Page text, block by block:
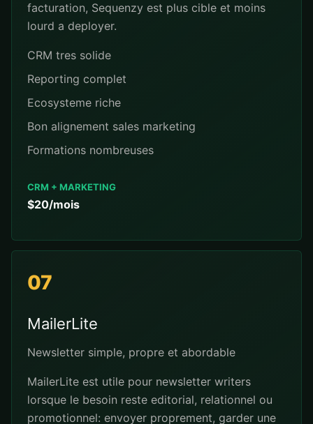
facturation, Sequenzy est plus cible et moins
lourd a deployer.
CRM tres solide
Reporting complet
Ecosysteme riche
Bon alignement sales marketing
Formations nombreuses
CRM + MARKETING
$20/mois
07
MailerLite
Newsletter simple, propre et abordable
MailerLite est utile pour newsletter writers
lorsque le besoin reste editorial, relationnel ou
promotionnel: envoyer proprement, garder une